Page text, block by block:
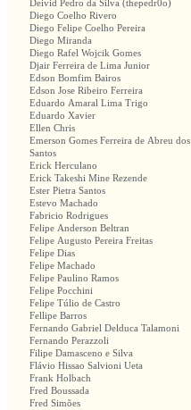
Deivid Pedro da Silva (thepedr0o)
Diego Coelho Rivero
Diego Felipe Coelho Pereira
Diego Miranda
Diego Rafel Wojcik Gomes
Djair Ferreira de Lima Junior
Edson Bomfim Bairos
Edson Jose Ribeiro Ferreira
Eduardo Amaral Lima Trigo
Eduardo Xavier
Ellen Chris
Emerson Gomes Ferreira de Abreu dos
Santos
Erick Herculano
Erick Takeshi Mine Rezende
Ester Pietra Santos
Estevo Machado
Fabricio Rodrigues
Felipe Anderson Beltran
Felipe Augusto Pereira Freitas
Felipe Dias
Felipe Machado
Felipe Paulino Ramos
Felipe Pocchini
Felipe Túlio de Castro
Fellipe Barros
Fernando Gabriel Delduca Talamoni
Fernando Perazzoli
Filipe Damasceno e Silva
Flávio Hissao Salvioni Ueta
Frank Holbach
Fred Boussada
Fred Simões